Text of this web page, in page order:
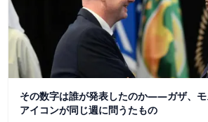
その数字は誰が発表したのか——ガザ、
アイコンが同じ週に問うたもの